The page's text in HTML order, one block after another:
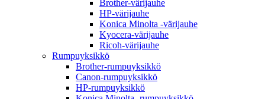
Brother-värijauhe
HP-värijauhe
Konica Minolta -värijauhe
Kyocera-värijauhe
Ricoh-värijauhe
Rumpuyksikkö
Brother-rumpuyksikkö
Canon-rumpuyksikkö
HP-rumpuyksikkö